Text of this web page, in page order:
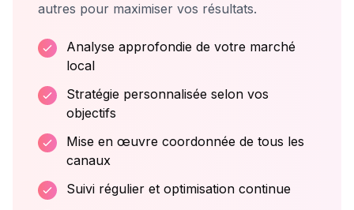
autres pour maximiser vos résultats.
Analyse approfondie de votre marché
local
Stratégie personnalisée selon vos
objectifs
Mise en œuvre coordonnée de tous les
canaux
Suivi régulier et optimisation continue